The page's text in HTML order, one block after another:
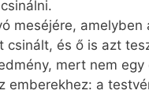
meséjére,
csinált, és ő is azt
mert nem
emberekhez: a